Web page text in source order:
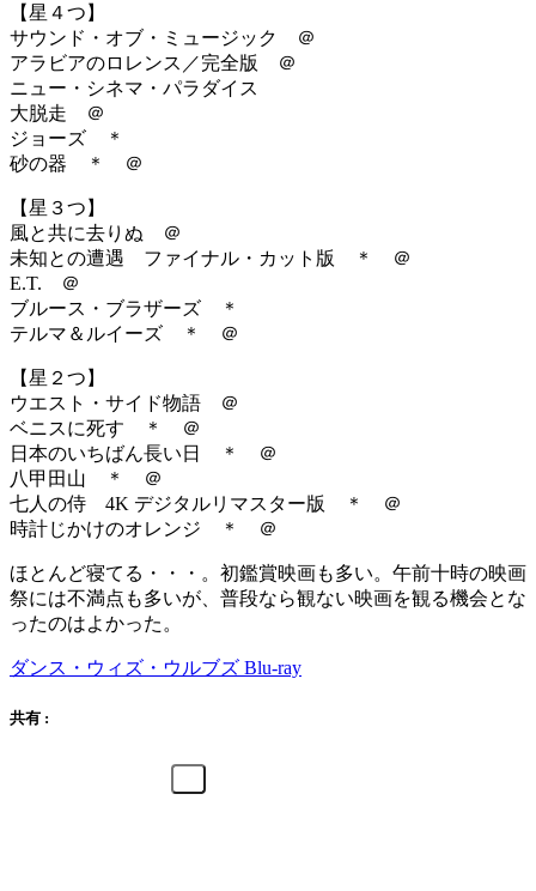
【星４つ】
サウンド・オブ・ミュージック ＠
アラビアのロレンス／完全版 ＠
ニュー・シネマ・パラダイス
大脱走 ＠
ジョーズ ＊
砂の器 ＊ ＠
【星３つ】
風と共に去りぬ ＠
未知との遭遇 ファイナル・カット版 ＊ ＠
E.T. ＠
ブルース・ブラザーズ ＊
テルマ＆ルイーズ ＊ ＠
【星２つ】
ウエスト・サイド物語 ＠
ベニスに死す ＊ ＠
日本のいちばん長い日 ＊ ＠
八甲田山 ＊ ＠
七人の侍 4K デジタルリマスター版 ＊ ＠
時計じかけのオレンジ ＊ ＠
ほとんど寝てる・・・。初鑑賞映画も多い。午前十時の映画
祭には不満点も多いが、普段なら観ない映画を観る機会とな
ったのはよかった。
ダンス・ウィズ・ウルブズ Blu-ray
共有 :